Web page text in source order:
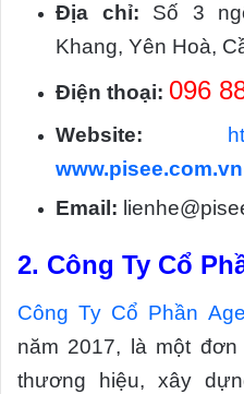
Địa chỉ: Số 3
Khang, Yên Hoà,
Điện thoại: 096
Website:
www.pisee.com.vn
Email:
2. Công Ty Cổ
Công Ty Cổ Phần
năm 2017, là một
thương hiệu, xây